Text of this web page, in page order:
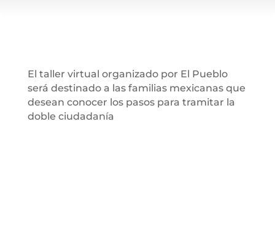
El taller virtual organizado por El Pueblo
será destinado a las familias mexicanas que
desean conocer los pasos para tramitar la
doble ciudadanía